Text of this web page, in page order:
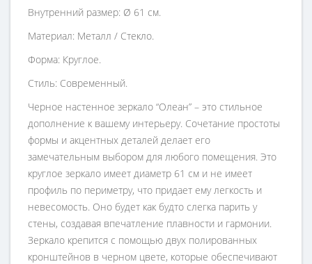
Внутренний размер: Ø 61 см.
Материал: Металл / Стекло.
Форма: Круглое.
Стиль: Современный.
Черное настенное зеркало “Олеан” – это стильное
дополнение к вашему интерьеру. Сочетание простоты
формы и акцентных деталей делает его
замечательным выбором для любого помещения. Это
круглое зеркало имеет диаметр 61 см и не имеет
профиль по периметру, что придает ему легкость и
невесомость. Оно будет как будто слегка парить у
стены, создавая впечатление плавности и гармонии.
Зеркало крепится с помощью двух полированных
кронштейнов в черном цвете, которые обеспечивают